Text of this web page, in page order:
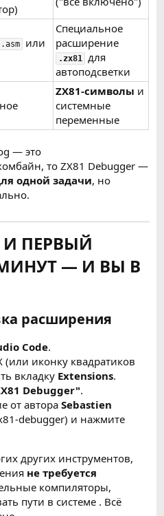
.asm или
Специальное
расширение
.zx81
для
автоподсветки
ZX81-символы и
системные
переменные
— это
то ZX81 Debugger —
одной задачи, но
И ПЕРВЫЙ
— И ВЫ В
расширения
Code.
(или иконку квадратиков
вкладку Extensions.
Debugger".
от автораSebastien
debugger) и нажмите
других инструментов,
не требуется
компиляторы,
пути в системе . Всё